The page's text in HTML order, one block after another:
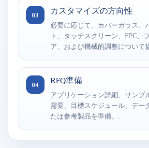
03 カスタマイズの方向性
必要に応じて、カバーガラス、
ト、タッチスクリーン、FPC、
ア、および機械的調整について
04 RFQ準備
アプリケーション詳細、サンプ
需要、目標スケジュール、デー
たは参考製品を準備。.